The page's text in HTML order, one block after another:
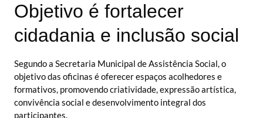
Objetivo é fortalecer
cidadania e inclusão social
Segundo a Secretaria Municipal de Assistência Social, o
objetivo das oficinas é oferecer espaços acolhedores e
formativos, promovendo criatividade, expressão artística,
convivência social e desenvolvimento integral dos
participantes.